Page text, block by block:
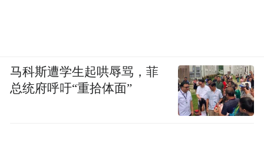
马科斯遭学生起哄辱骂，菲
总统府呼吁“重拾体面”